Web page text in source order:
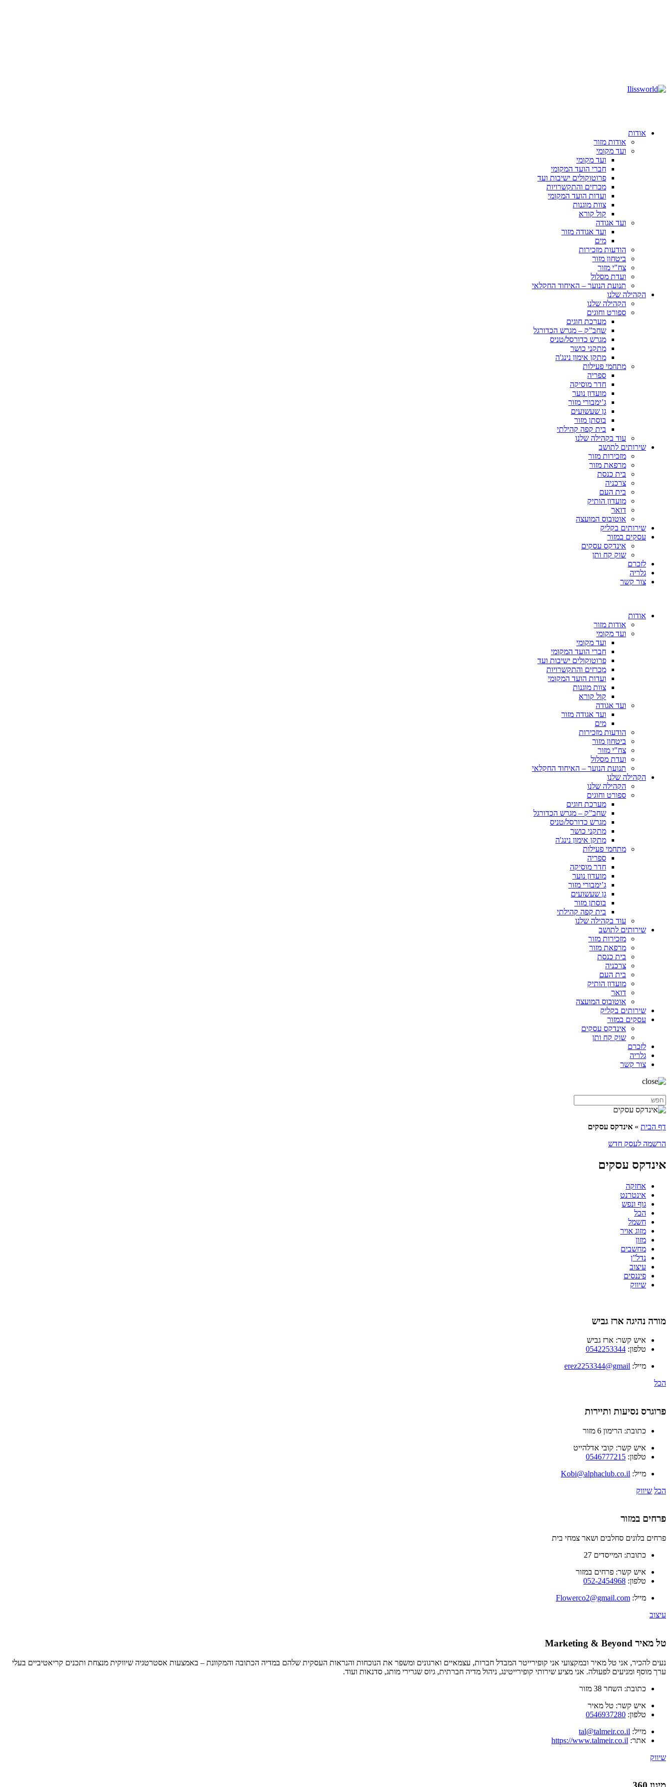
אודות
אודות מזור
ועד מקומי
ועד מקומי
חברי הועד המקומי
פרוטוקולים ישיבות ועד
מכרזים והתקשרויות
ועדות הועד המקומי
צוות מוגנות
קול קורא
ועד אגודה
ועד אגודה מזור
מים
הודעות מזכירות
ביטחון מזור
צח"י מזור
ועדת מסלול
תנועת הנוער – האיחוד החקלאי
הקהילה שלנו
הקהילה שלנו
ספורט וחוגים
מערכת חוגים
שחב”ק – מגרש הכדורגל
מגרש כדורסל/טניס
מתקני כושר
מתקן אימון נינג'ה
מתחמי פעילות
ספריה
חדר מוסיקה
מועדון נוער
ג’ימבורי מזור
גן שעשועים
בוסתן מזור
בית קפה קהילתי
עוד בקהילה שלנו
שירותים לתושב
מזכירות מזור
מרפאת מזור
בית כנסת
צרכניה
בית העם
מועדון הותיק
דואר
אוטובוס המועצה
שירותים בקליק
עסקים במזור
אינדקס עסקים
שוק קח ותן
לזכרם
גלריה
צור קשר
אודות
אודות מזור
ועד מקומי
ועד מקומי
חברי הועד המקומי
פרוטוקולים ישיבות ועד
מכרזים והתקשרויות
ועדות הועד המקומי
צוות מוגנות
קול קורא
ועד אגודה
ועד אגודה מזור
מים
הודעות מזכירות
ביטחון מזור
צח"י מזור
ועדת מסלול
תנועת הנוער – האיחוד החקלאי
הקהילה שלנו
הקהילה שלנו
ספורט וחוגים
מערכת חוגים
שחב”ק – מגרש הכדורגל
מגרש כדורסל/טניס
מתקני כושר
מתקן אימון נינג'ה
מתחמי פעילות
ספריה
חדר מוסיקה
מועדון נוער
ג’ימבורי מזור
גן שעשועים
בוסתן מזור
בית קפה קהילתי
עוד בקהילה שלנו
שירותים לתושב
מזכירות מזור
מרפאת מזור
בית כנסת
צרכניה
בית העם
מועדון הותיק
דואר
אוטובוס המועצה
שירותים בקליק
עסקים במזור
אינדקס עסקים
שוק קח ותן
לזכרם
גלריה
צור קשר
דף הבית » אינדקס עסקים
הרשמה לעסק חדש
אינדקס עסקים
אחזקה
אינטרנט
גוף ונפש
הכל
חשמל
מזוג אויר
מזון
מחשבים
נדל”ן
עיצוב
פיננסים
שיווק
מורה נהיגה ארז גביש
איש קשר: ארז גביש
טלפון: 0542253344
מייל: erez2253344@gmail
הכל
פרוגרס נסיעות ותיירות
כתובת: הרימון 6 מזור
איש קשר: קובי אדלהייט
טלפון: 0546777215
מייל: Kobi@alphaclub.co.il
הכל שיווק
פרחים במזור
פרחים בלונים סחלבים ושאר צמחי בית
כתובת: המייסדים 27
איש קשר: פרחים במזור
טלפון: 052-2454968
מייל: Flowerco2@gmail.com
עיצוב
טל מאיר Marketing & Beyond
נעים להכיר, אני טל מאיר ובמקצועי אני קופירייטר המבדל חברות, עצמאיים וארגונים ומשפר את הנוכחות והנראות העסקית שלהם במדיה הכתובה והמקוונת – באמצעות אסטרטגיה שיווקית מנצחת ותכנים קריאטיביים בעלי
ערך מוסף ומניעים לפעולה. אני מציע שירותי קופירייטינג, ניהול מדיה חברתית, גיוס שגרירי מותג, סדנאות ועוד.
כתובת: השחר 38 מזור
איש קשר: טל מאיר
טלפון: 0546937280
מייל: tal@talmeir.co.il
אתר: https://www.talmeir.co.il
שיווק